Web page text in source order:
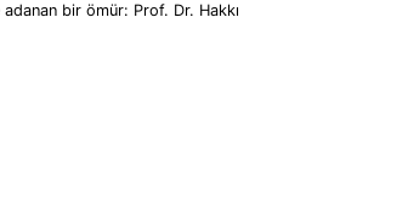
bir ömür: Prof. Dr. Hakkı